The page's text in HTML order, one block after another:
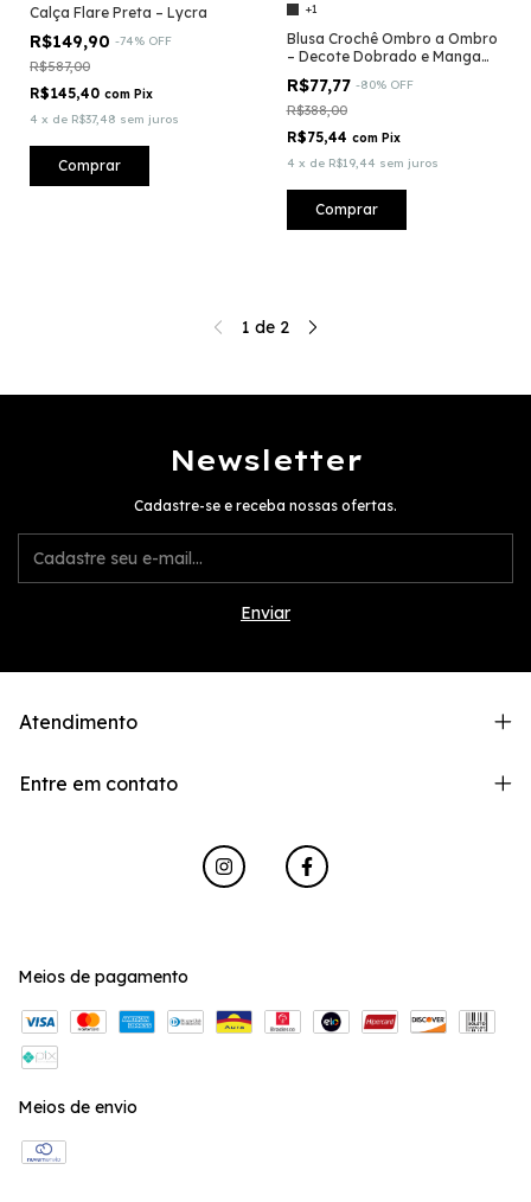
Calça Flare Preta – Lycra
R$149,90 -74% OFF
R$587,00
R$145,40 com Pix
4 x de R$37,48 sem juros
Comprar
+1
Blusa Crochê Ombro a Ombro
– Decote Dobrado e Manga
Longa com Dedinho
R$77,77 -80% OFF
R$388,00
R$75,44 com Pix
4 x de R$19,44 sem juros
Comprar
1 de 2
Newsletter
Cadastre-se e receba nossas ofertas.
Atendimento
Entre em contato
Meios de pagamento
Meios de envio